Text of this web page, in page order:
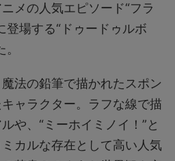
メの人気エピソード“フラ
登場する“ドゥードゥルボ
法の鉛筆で描かれたスポン
ャラクター。ラフな線で描
や、“ミーホイミノイ！”と
カルな存在として高い人気